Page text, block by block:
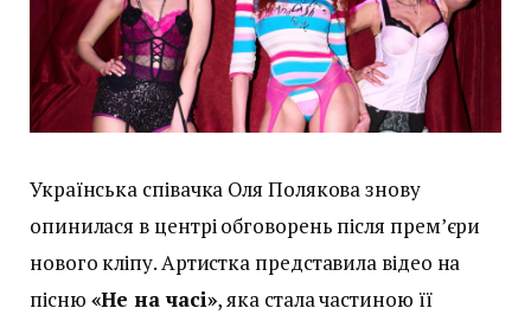
Українська співачка Оля Полякова знову
опинилася в центрі обговорень після прем’єри
нового кліпу. Артистка представила відео на
пісню «Не на часі», яка стала частиною її